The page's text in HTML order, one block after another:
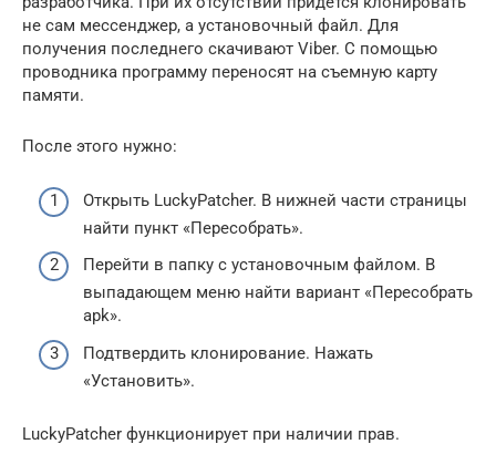
не сам мессенджер, а установочный файл. Для
получения последнего скачивают Viber. С помощью
проводника программу переносят на съемную карту
памяти.
После этого нужно:
Открыть LuckyPatcher. В нижней части страницы
найти пункт «Пересобрать».
Перейти в папку с установочным файлом. В
выпадающем меню найти вариант «Пересобрать
apk».
Подтвердить клонирование. Нажать
«Установить».
LuckyPatcher функционирует при наличии прав.